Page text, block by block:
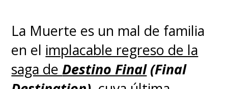
interrumpieron el pasado 11 de
octubre cuando los estudios
alegaron que las exigencias de
los actores eran muy costosas.
La Muerte es un mal de familia
en el implacable regreso de la
saga deDestino Final(Final